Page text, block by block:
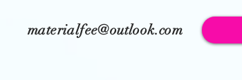
materialfee@outlook.com